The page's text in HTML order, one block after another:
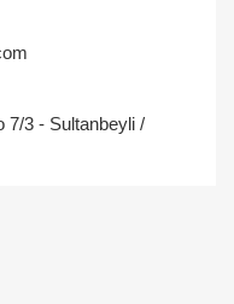
7/3 - Sultanbeyli /